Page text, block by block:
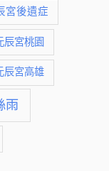
宮後遺症
辰宮桃園
辰宮高雄
雨